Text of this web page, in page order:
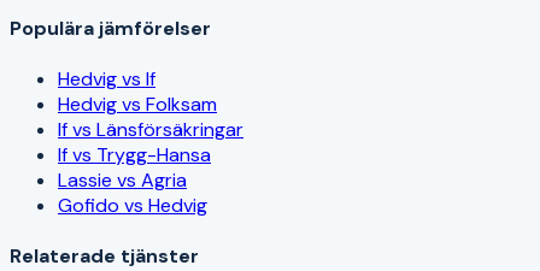
Populära jämförelser
Hedvig vs If
Hedvig vs Folksam
If vs Länsförsäkringar
If vs Trygg-Hansa
Lassie vs Agria
Gofido vs Hedvig
Relaterade tjänster